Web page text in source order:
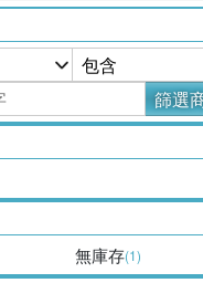
篩選
無庫存(1)